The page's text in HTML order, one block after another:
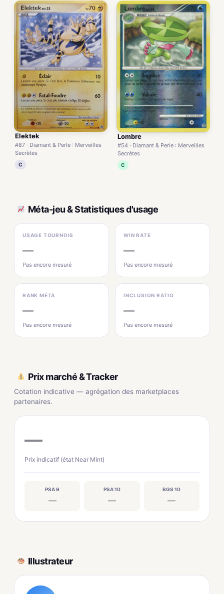
Elektek
#87 · Diamant & Perle : Merveilles
Secrètes
C
Lombre
#54 · Diamant & Perle : Merveilles
Secrètes
C
Méta-jeu & Statistiques d'usage
USAGE TOURNOIS
—
Pas encore mesuré
WIN RATE
—
Pas encore mesuré
RANK MÉTA
—
Pas encore mesuré
INCLUSION RATIO
—
Pas encore mesuré
Prix marché & Tracker
Cotation indicative — agrégation des marketplaces
partenaires.
—
Prix indicatif (état Near Mint)
PSA 9
—
PSA 10
—
BGS 10
—
Illustrateur